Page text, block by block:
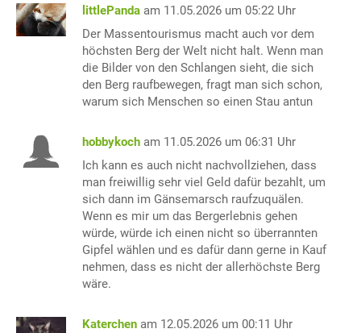
littlePanda am 11.05.2026 um 05:22 Uhr
Der Massentourismus macht auch vor dem
höchsten Berg der Welt nicht halt. Wenn man
die Bilder von den Schlangen sieht, die sich
den Berg raufbewegen, fragt man sich schon,
warum sich Menschen so einen Stau antun
hobbykoch am 11.05.2026 um 06:31 Uhr
Ich kann es auch nicht nachvollziehen, dass
man freiwillig sehr viel Geld dafür bezahlt, um
sich dann im Gänsemarsch raufzuquälen.
Wenn es mir um das Bergerlebnis gehen
würde, würde ich einen nicht so überrannten
Gipfel wählen und es dafür dann gerne in Kauf
nehmen, dass es nicht der allerhöchste Berg
wäre.
Katerchen am 12.05.2026 um 00:11 Uhr